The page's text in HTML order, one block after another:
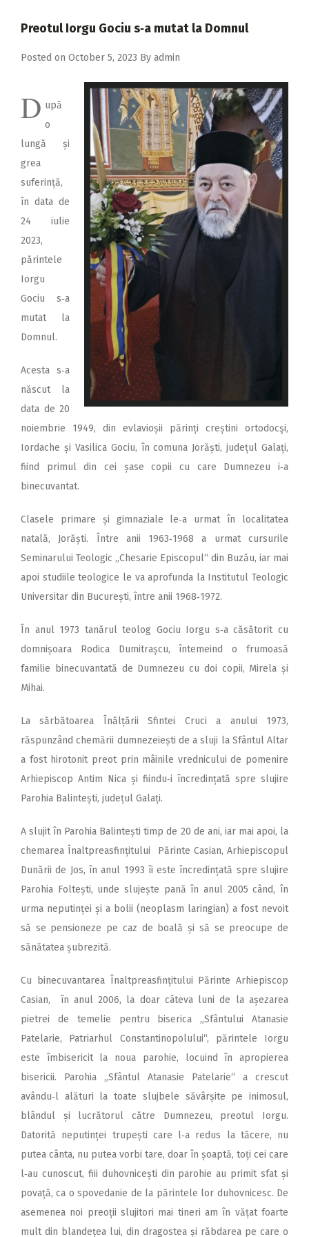
2017
2016
2012
2011
2009
Preotul Iorgu Gociu s‑a mutat la Domnul
Posted on October 5, 2023 By admin
D upă
o
lungă și
grea
suferință,
în data de
24 iulie
2023,
părintele
Iorgu
Gociu s‑a
mutat la
Domnul.
Acesta s‑a
născut la
data de 20
noiembrie 1949, din evlavioșii părinți creștini ortodocşi,
Iordache și Vasilica Gociu, în comuna Jorăști, județul Galați,
fiind primul din cei șase copii cu care Dumnezeu i‑a
binecuvantat.
Clasele primare și gimnaziale le‑a urmat în localitatea
natală, Jorăști. Între anii 1963‑1968 a urmat cursurile
Seminarului Teologic ,,Chesarie Episcopul“ din Buzău, iar mai
apoi studiile teologice le va aprofunda la Institutul Teologic
Universitar din București, între anii 1968‑1972.
În anul 1973 tanărul teolog Gociu Iorgu s‑a căsătorit cu
domnișoara Rodica Dumitrașcu, întemeind o frumoasă
familie binecuvantată de Dumnezeu cu doi copii, Mirela și
Mihai.
La sărbătoarea Înălțării Sfintei Cruci a anului 1973,
răspunzând chemării dumnezeiești de a sluji la Sfântul Altar
a fost hirotonit preot prin mâinile vrednicului de pomenire
Arhiepiscop Antim Nica și fiindu‑i încredințată spre slujire
Parohia Balintești, județul Galați.
A slujit în Parohia Balintești timp de 20 de ani, iar mai apoi, la
chemarea Înaltpreasfințitului Părinte Casian, Arhiepiscopul
Dunării de Jos, în anul 1993 îi este încredințată spre slujire
Parohia Foltești, unde slujește pană în anul 2005 când, în
urma neputinței și a bolii (neoplasm laringian) a fost nevoit
să se pensioneze pe caz de boală și să se preocupe de
sănătatea șubrezită.
Cu binecuvantarea Înaltprea­sfințitului Părinte Arhiepiscop
Casian, în anul 2006, la doar câteva luni de la așezarea
pietrei de temelie pentru biserica „Sfântului Atanasie
Patelarie, Patriarhul Constantinopolului“, părintele Iorgu
este îmbisericit la noua parohie, locuind în apropierea
bisericii. Parohia „Sfântul Atanasie Patelarie“ a crescut
avându‑l alături la toate slujbele săvârșite pe inimosul,
blândul și lucrătorul către Dumnezeu, preotul Iorgu.
Datorită neputinței trupești care l‑a redus la tăcere, nu
putea cânta, nu putea vorbi tare, doar în șoaptă, toți cei care
l‑au cunoscut, fiii duhovnicești din parohie au primit sfat și
povață, ca o spovedanie de la părintele lor duhovnicesc. De
asemenea noi preoții slujitori mai tineri am în vățat foarte
mult din blandețea lui, din dragostea și răbdarea pe care o